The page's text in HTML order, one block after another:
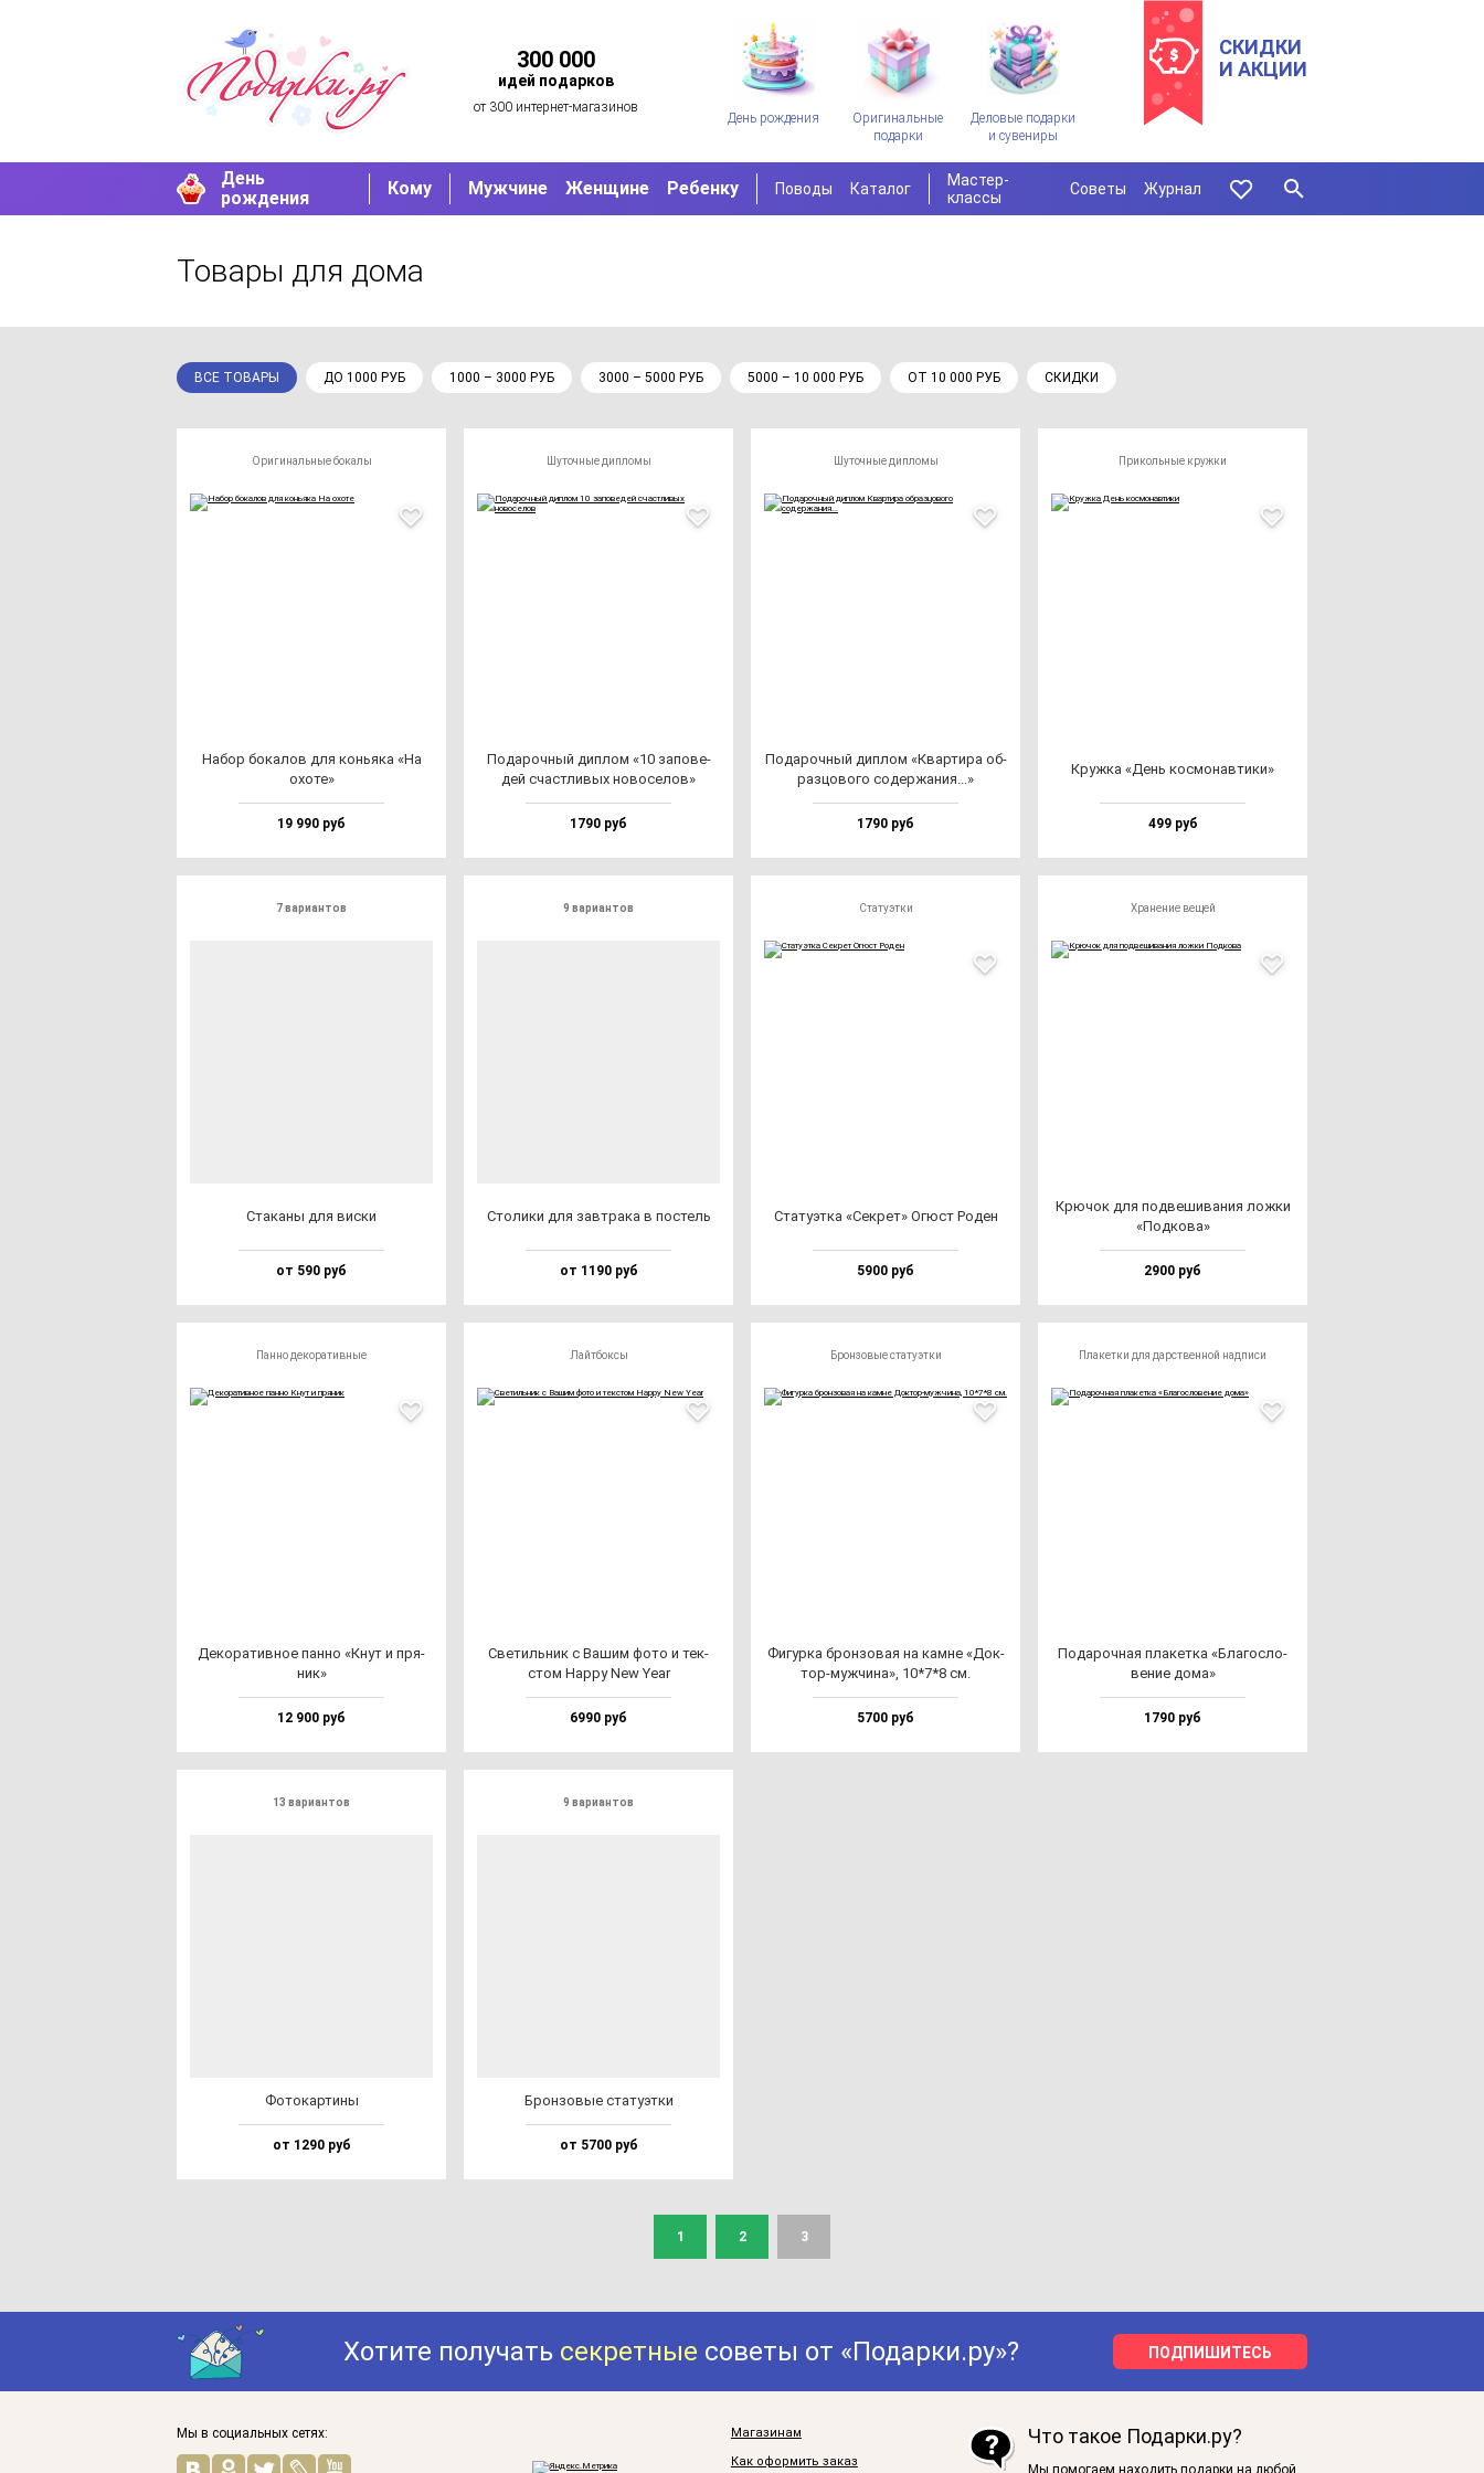
300 000
идей подарков
от 300 интернет-магазинов
День рождения
Оригинальные
подарки
Деловые подарки
и сувениры
СКИДКИ
И АКЦИИ
День
рождения
Кому Мужчине Женщине Ребенку Поводы Каталог
Мастер-
классы
Советы Журнал
Товары для дома
ВСЕ ТОВАРЫ ДО 1000 РУБ 1000 – 3000 РУБ 3000 – 5000 РУБ 5000 – 10 000 РУБ ОТ 10 000 РУБ СКИДКИ
Оригинальные бокалы
Набор бо­ка­лов для конь­яка «На
охо­те»
19 990 руб
Шуточные дипломы
Пода­роч­ный дип­лом «10 за­по­ве­
дей счас­тли­вых но­во­се­лов»
1790 руб
Шуточные дипломы
Пода­роч­ный дип­лом «Квар­ти­ра об­
раз­цо­во­го со­дер­жа­ния...»
1790 руб
Прикольные кружки
Круж­ка «День кос­мо­нав­ти­ки»
499 руб
7 вариантов
Ста­ка­ны для вис­ки
от 590 руб
9 вариантов
Сто­ли­ки для зав­тра­ка в пос­тель
от 1190 руб
Статуэтки
Ста­ту­эт­ка «Сек­рет» Огюст Роден
5900 руб
Хранение вещей
Крю­чок для под­ве­ши­ва­ния лож­ки
«Под­ко­ва»
2900 руб
Панно декоративные
Деко­ра­тив­ное пан­но «Кнут и пря­
ник»
12 900 руб
Лайтбоксы
Све­тиль­ник с Вашим фо­то и тек­
стом Happy New Year
6990 руб
Бронзовые статуэтки
Фигур­ка брон­зо­вая на кам­не «Док­
тор-муж­чи­на», 10*7*8 см.
5700 руб
Плакетки для дарственной надписи
Пода­роч­ная пла­кет­ка «Бла­гос­ло­
ве­ние до­ма»
1790 руб
13 вариантов
Фото­кар­ти­ны
от 1290 руб
9 вариантов
Брон­зо­вые ста­ту­эт­ки
от 5700 руб
1 2 3
Хотите получать секретные советы от «Подарки.ру»? ПОДПИШИТЕСЬ
Мы в социальных сетях:
Магазинам
Как оформить заказ
Что такое Подарки.ру?